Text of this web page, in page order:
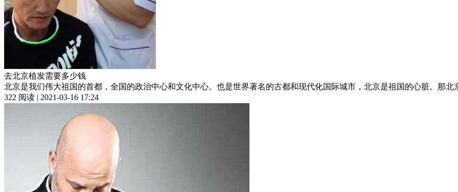
去北京植发需要多少钱
北京是我们伟大祖国的首都，全国的政治中心和文化中心。也是世界著名的古都和现代化国际城市，北京是祖国的心脏。那北
322 阅读 | 2021-03-16 17:24